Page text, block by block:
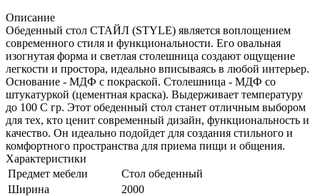
Описание
Обеденный стол СТАЙЛ (STYLE) является воплощением
современного стиля и функциональности. Его овальная
изогнутая форма и светлая столешница создают ощущение
легкости и простора, идеально вписываясь в любой интерьер.
Основание - МДФ с покраской. Столешница - МДФ со
штукатуркой (цементная краска). Выдерживает температуру
до 100 С гр. Этот обеденный стол станет отличным выбором
для тех, кто ценит современный дизайн, функциональность и
качество. Он идеально подойдет для создания стильного и
комфортного пространства для приема пищи и общения.
Характеристики
Предмет мебели
Стол обеденный
Ширина
2000